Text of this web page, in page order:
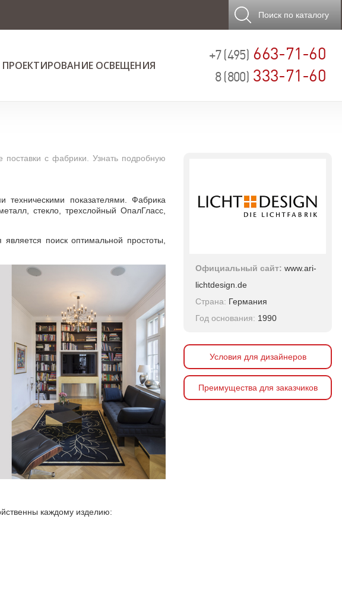
Поиск по каталогу
+7 (495) 663-71-60
8 (800) 333-71-60
ПРОЕКТИРОВАНИЕ ОСВЕЩЕНИЯ
Официальный сайт: www.ari-
lichtdesign.de
Страна: Германия
Год основания: 1990
Условия для дизайнеров
Преимущества для заказчиков
с фабрики. Узнать подробную
показателями. Фабрика
стекло, трехслойный ОпалГласс,
поиск оптимальной простоты,
каждому изделию: